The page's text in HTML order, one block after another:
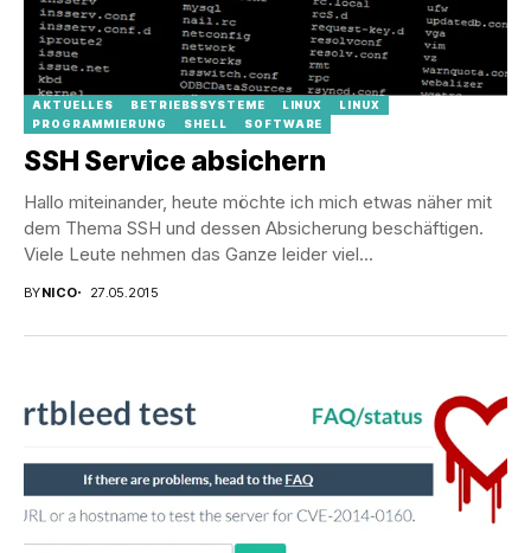
AKTUELLES BETRIEBSSYSTEME LINUX
LINUX
PROGRAMMIERUNG
SHELL SOFTWARE
SSH Service absichern
Hallo miteinander, heute möchte ich mich etwas näher mit
dem Thema SSH und dessen Absicherung beschäftigen.
Viele Leute nehmen das Ganze leider viel...
BYNICO 27.05.2015